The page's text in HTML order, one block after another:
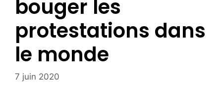
bouger les
protestations dans
le monde
7 juin 2020